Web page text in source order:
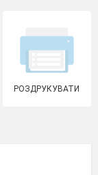
РОЗДРУКУВАТИ